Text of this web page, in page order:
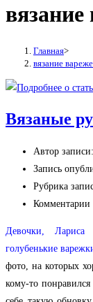
Главная>
вязание
Вязаные
Автор записи:
Запись
Рубрика
Комментарии
Девочки, Лариса
голубенькие
фото, на которых
кому-то